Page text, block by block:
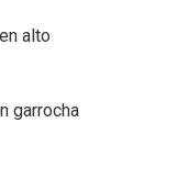
en alto